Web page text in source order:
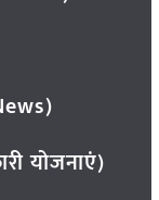
योजनाएं)